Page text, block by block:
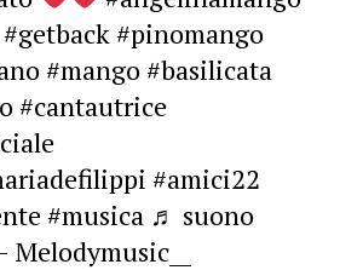
#getback#pinomango
#mango #basilicata
#cantautrice
#amici22
#musica ♬ suono